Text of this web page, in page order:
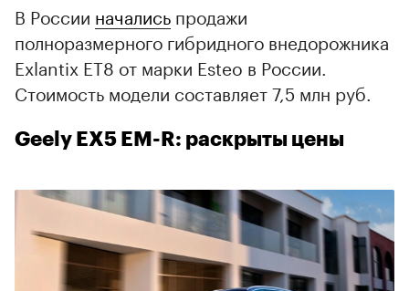
В России начались продажи
полноразмерного гибридного внедорожника
Exlantix ET8 от марки Esteo в России.
Стоимость модели составляет 7,5 млн руб.
Geely EX5 EM-R: раскрыты цены